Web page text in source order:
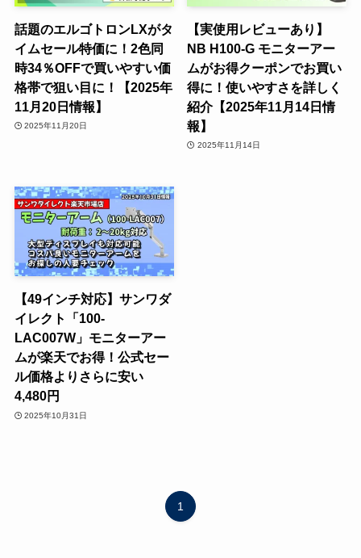
話題のエルゴトロンLXがタ
イムセール特価に！2色同
時34％OFFで買いやすい価
格帯で狙い目に！【2025年
11月20日情報】
2025年11月20日
【実使用レビューあり】
NB H100-G モニターアー
ムがお得クーポンでお買い
得に！使いやすさを詳しく
紹介【2025年11月14日情
報】
2025年11月14日
【49インチ対応】サンワダ
イレクト「100-
LAC007W」モニターアー
ムが楽天でお得！公式セー
ル価格よりさらに安い
4,480円
2025年10月31日
1